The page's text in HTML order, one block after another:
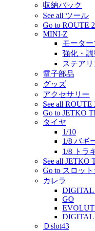
収納バック
See all ツール
Go to ROUTE
MINI-Z
モーター
強化・調
ステア
電子部品
グッズ
アクセサリー
See all ROUTE
Go to JETKO
タイヤ
1/10
1/8 バギ
1/8 トラ
See all JETKO
Go to スロッ
カレラ
DIGITAL
GO
DIGITAL
Ｄslot43